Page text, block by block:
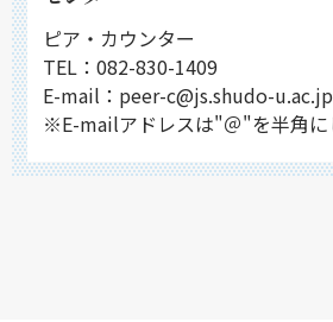
ピア・カウンター
TEL：082-830-1409
E-mail：peer-c@js.shudo-u.ac.jp
※E-mailアドレスは"＠"を半角に